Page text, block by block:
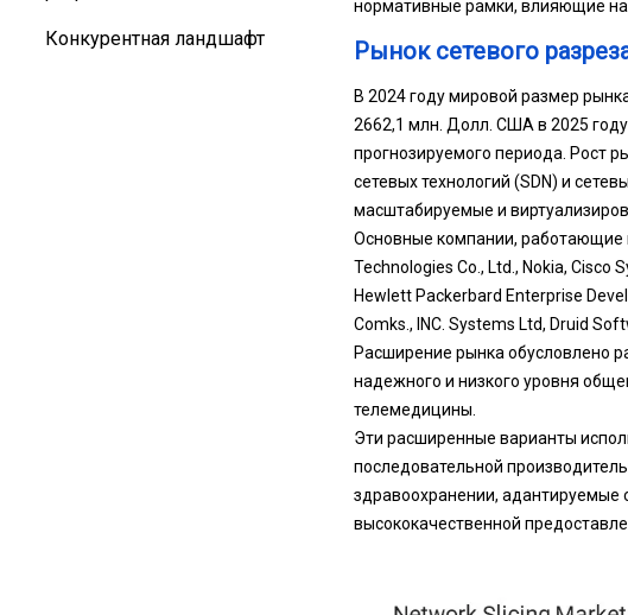
Конкурентная ландшафт
нормативные рамки, влияющие на
Рынок сетевого
В 2024 году мировой размер
2662,1 млн. Долл. США в 2025 году
прогнозируемого периода. Рост
сетевых технологий (SDN) и
масштабируемые и
Основные компании, работающие
Technologies Co., Ltd., Nokia, Cisco
Hewlett Packerbard Enterprise
Comks., INC. Systems Ltd, Druid
Расширение рынка обусловлено
надежного и низкого уровня
телемедицины.
Эти расширенные варианты
последовательной
здравоохранении, адантируемые
высококачественной